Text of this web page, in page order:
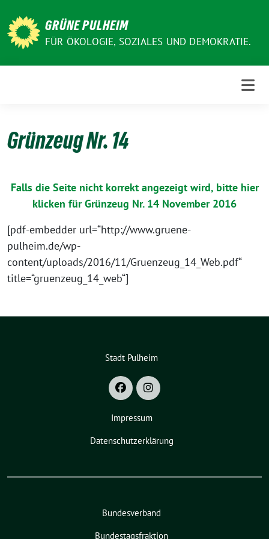
zum
Inhalt
GRÜNE PULHEIM
FÜR ÖKOLOGIE, SOZIALES UND DEMOKRATIE.
Grünzeug Nr. 14
Falls die Seite nicht korrekt angezeigt wird, bitte hier
klicken für Grünzeug Nr. 14 November 2016
[pdf-embedder url=“http://www.gruene-
pulheim.de/wp-
content/uploads/2016/11/Gruenzeug_14_Web.pdf“
title=“gruenzeug_14_web“]
Stadt Pulheim
Impressum
Datenschutzerklärung
Bundesverband
Bundestagsfraktion